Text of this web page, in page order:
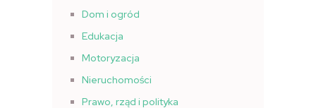
Dom i ogród
Edukacja
Motoryzacja
Nieruchomości
Prawo, rząd i polityka